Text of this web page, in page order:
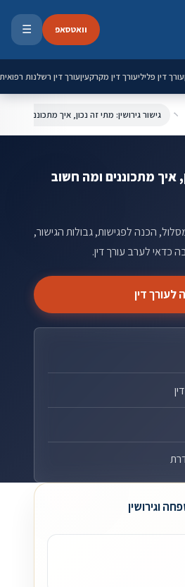
וואטסאפ ☰
עורך דין פליליעורך דין מקרקעיןעורך דין רשלנות רפואית
גישור גירושין: מתי זה נכון, איך מתכוננים ומה
איך מתכוננים ומה חשוב
הכנה לפגישות, גבולות הגישור,
כדאי לערב עורך דין.
דין
וגירושין